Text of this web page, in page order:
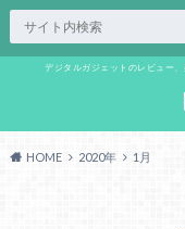
デジタルガジェットのレビュー
HOME 2020年 1月